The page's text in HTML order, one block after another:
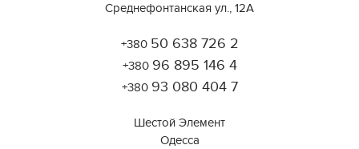
Работает на API 2ГИС
Для корректной работы Raster JS API нужен ключ. Помощь:
Среднефонтанская ул., 12А
+380 50 638 726 2
+380 96 895 146 4
+380 93 080 404 7
Шестой Элемент
Одесса